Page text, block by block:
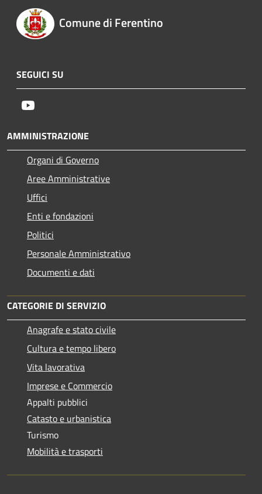
Comune di Ferentino
SEGUICI SU
AMMINISTRAZIONE
Organi di Governo
Aree Amministrative
Uffici
Enti e fondazioni
Politici
Personale Amministrativo
Documenti e dati
CATEGORIE DI SERVIZIO
Anagrafe e stato civile
Cultura e tempo libero
Vita lavorativa
Imprese e Commercio
Appalti pubblici
Catasto e urbanistica
Turismo
Mobilità e trasporti